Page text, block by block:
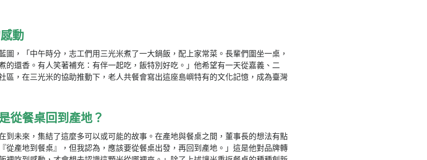
動
圖，「中午時分，志工們用三光米煮了一大鍋飯，配上家常菜。長輩們圍坐一桌，
的還香。有人笑著補充：有伴一起吃，飯特別好吃。」他希望有一天從嘉義、二
區，在三光米的協助推動下，老人共餐會寫出這座島嶼特有的文化記憶，成為臺灣
從餐桌回到產地？
到未來，集結了這麼多可以或可能的故事。在產地與餐桌之間，董事長的想法有點
從產地到餐桌』，但我認為，應該要從餐桌出發，再回到產地。」這是他對品牌轉